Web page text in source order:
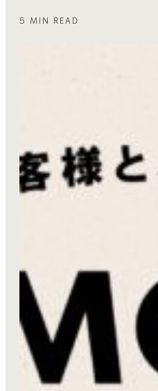
5 MIN READ